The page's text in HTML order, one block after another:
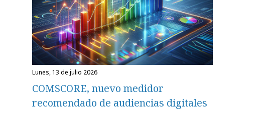
lunes, 13 de julio 2026
COMSCORE, nuevo medidor
recomendado de audiencias digitales